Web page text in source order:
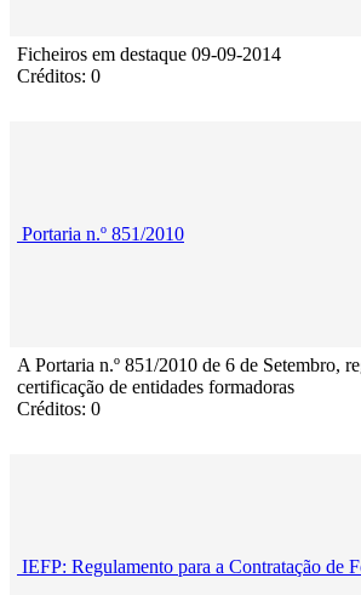
Ficheiros em destaque 09-09-2014
Créditos: 0
Portaria n.º 851/2010
A Portaria n.º 851/2010 de 6 de Setembro,
certificação de entidades formadoras
Créditos: 0
IEFP: Regulamento para a Contratação de